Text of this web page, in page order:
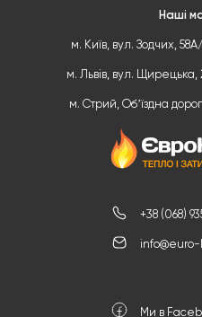
+38 (068)
Ми в
Наші
м. Київ, вул. Зодчих,
м. Львів, вул. Щирецька,
м. Стрий, Обʼїздна